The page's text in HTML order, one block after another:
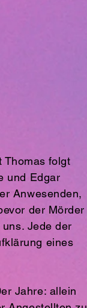
Thomas folgt
und Edgar
Anwesenden,
der Mörder
Jede der
eines
Jahre: allein